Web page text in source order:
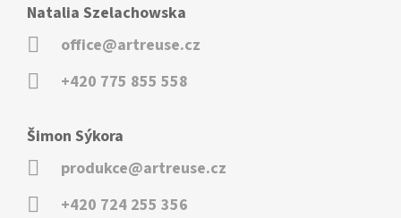
Natalia Szelachowska
office@artreuse.cz
+420 775 855 558
Šimon Sýkora
produkce@artreuse.cz
+420 724 255 356